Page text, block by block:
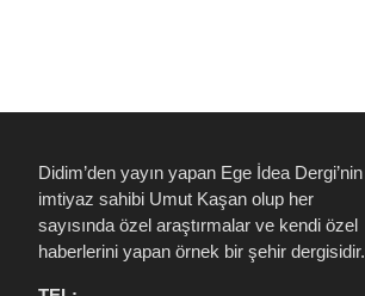
Didim’den yayın yapan Ege İdea Dergi’nin
imtiyaz sahibi Umut Kaşan olup her
sayısında özel araştırmalar ve kendi özel
haberlerini yapan örnek bir şehir dergisidir.